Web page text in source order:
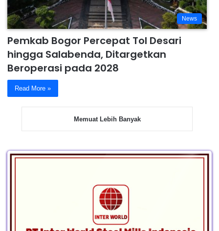
News
Pemkab Bogor Percepat Tol Desari
hingga Salabenda, Ditargetkan
Beroperasi pada 2028
Read More »
Memuat Lebih Banyak